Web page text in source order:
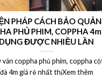
PHÁP CÁCH BẢO
PHỦ PHIM, COPPHA
DỤNG ĐƯỢC NHIỀU LẦN
ván coppha phủ phim, coppha
đà 4m giá rẻ nhất thịXem thêm